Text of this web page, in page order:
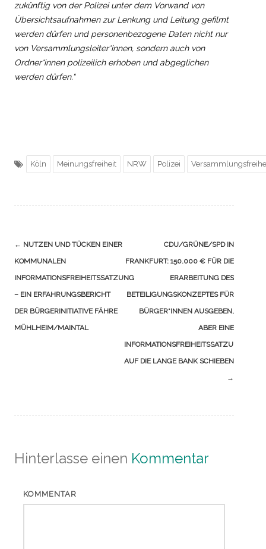
zukünftig von der Polizei unter dem Vorwand von
Übersichtsaufnahmen zur Lenkung und Leitung gefilmt
werden dürfen und personenbezogene Daten nicht nur
von Versammlungsleiter*innen, sondern auch von
Ordner*innen polizeilich erhoben und abgeglichen
werden dürfen.“
Köln Meinungsfreiheit NRW Polizei
Navigation
(Beiträge)
← NUTZEN UND TÜCKEN EINER
KOMMUNALEN
INFORMATIONSFREIHEITSSATZUNG
– EIN ERFAHRUNGSBERICHT
DER BÜRGERINITIATIVE FÄHRE
MÜHLHEIM/MAINTAL
CDU/GRÜNE/SPD IN
FRANKFURT: 150.000 € FÜR DIE
ERARBEITUNG DES
BETEILIGUNGSKONZEPTES FÜR
BÜRGER*INNEN AUSGEBEN,
ABER EINE
INFORMATIONSFREIHEITSSATZUNG
AUF DIE LANGE BANK SCHIEBEN
→
Hinterlasse einen Kommentar
KOMMENTAR